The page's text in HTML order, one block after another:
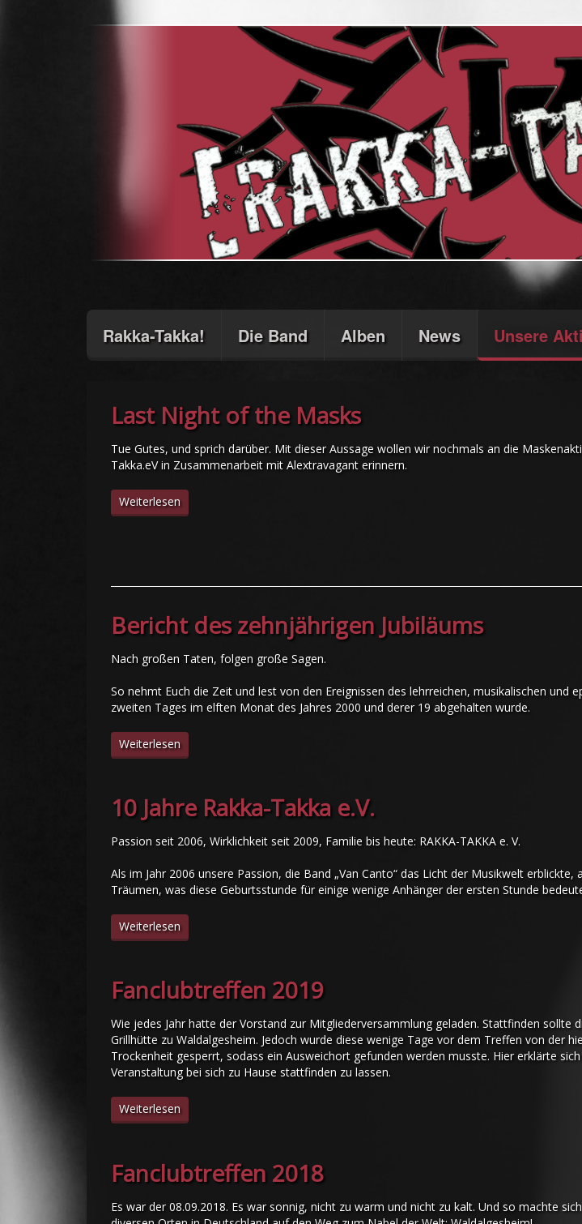
Rakka-Takka! Die Band Alben News Unsere
Last Night of the Masks
Tue Gutes, und sprich darüber. Mit dieser Aussage wollen wir nochmals an die
Takka.eV in Zusammenarbeit mit Alextravagant erinnern.
Weiterlesen
Bericht des zehnjährigen Jubiläums
Nach großen Taten, folgen große Sagen.
So nehmt Euch die Zeit und lest von den Ereignissen des lehrreichen, musikalischen und
zweiten Tages im elften Monat des Jahres 2000 und derer 19 abgehalten wurde.
Weiterlesen
10 Jahre Rakka-Takka e.V.
Passion seit 2006, Wirklichkeit seit 2009, Familie bis heute: RAKKA-TAKKA e. V.
Als im Jahr 2006 unsere Passion, die Band „Van Canto“ das Licht der Musikwelt
Träumen, was diese Geburtsstunde für einige wenige Anhänger der ersten Stunde
Weiterlesen
Fanclubtreffen 2019
Wie jedes Jahr hatte der Vorstand zur Mitgliederversammlung geladen. Stattfinden sollte
Grillhütte zu Waldalgesheim. Jedoch wurde diese wenige Tage vor dem Treffen von der
Trockenheit gesperrt, sodass ein Ausweichort gefunden werden musste. Hier erklärte
Veranstaltung bei sich zu Hause stattfinden zu lassen.
Weiterlesen
Fanclubtreffen 2018
Es war der 08.09.2018. Es war sonnig, nicht zu warm und nicht zu kalt. Und so machte